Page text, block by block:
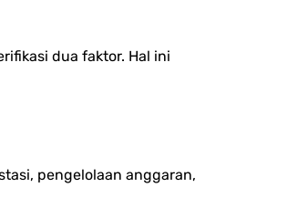
dua faktor. Hal ini
pengelolaan anggaran,